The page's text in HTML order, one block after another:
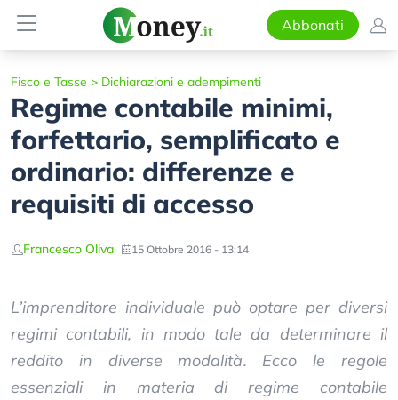
Abbonati
Fisco e Tasse > Dichiarazioni e adempimenti
Regime contabile minimi,
forfettario, semplificato e
ordinario: differenze e
requisiti di accesso
Francesco Oliva 15 Ottobre 2016 - 13:14
L’imprenditore individuale può optare per diversi
regimi contabili, in modo tale da determinare il
reddito in diverse modalità. Ecco le regole
essenziali in materia di regime contabile